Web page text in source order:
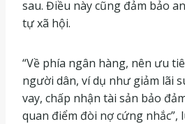
sau. Điều này cũng đảm bảo
tự xã hội.
“Về phía ngân hàng, nên ưu
người dân, ví dụ như giảm lãi
vay, chấp nhận tài sản bảo
quan điểm đòi nợ cứng nhắc”,